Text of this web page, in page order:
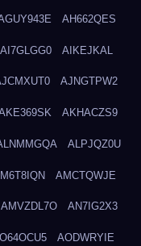
AH662QES
AI7GLGG0 AIKEJKAL
AJNGTPW2
AKHACZS9
ALPJQZ0U
AMCTQWJE
AMVZDL7O AN7IG2X3
AODWRYIE